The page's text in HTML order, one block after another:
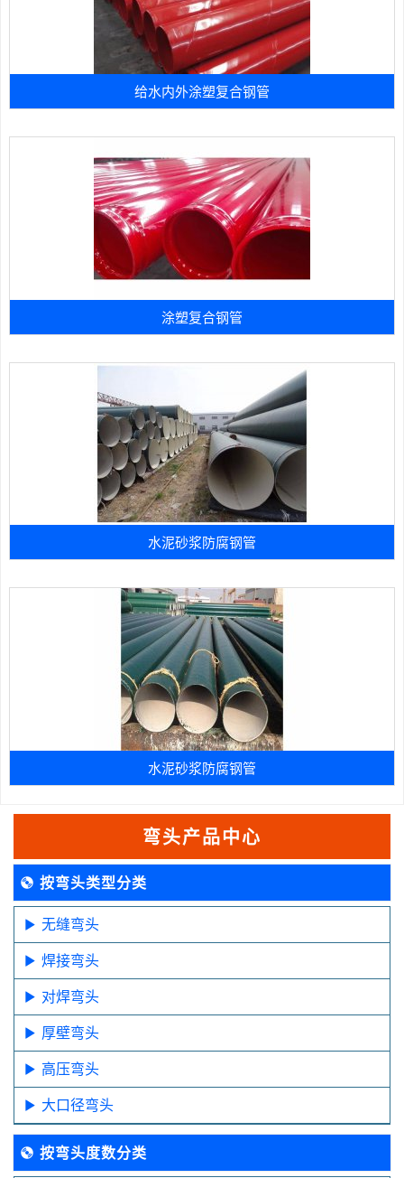
给水内外涂塑复合钢管
涂塑复合钢管
水泥砂浆防腐钢管
水泥砂浆防腐钢管
弯头产品中心
按弯头类型分类
无缝弯头
焊接弯头
对焊弯头
厚壁弯头
高压弯头
大口径弯头
按弯头度数分类